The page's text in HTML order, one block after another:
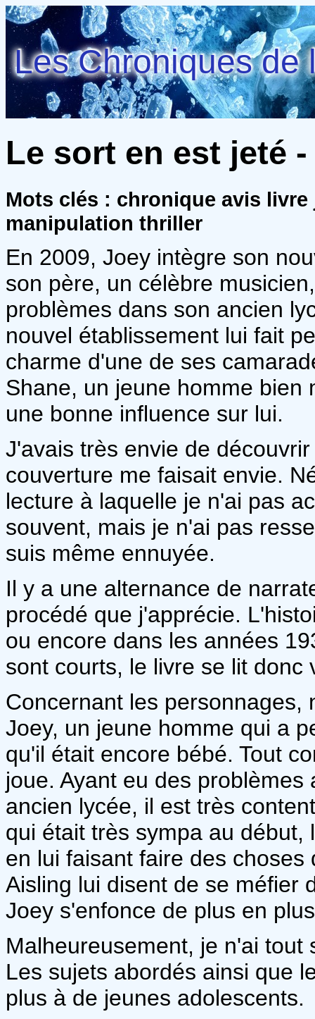
Les Chroniques de
Le sort en est jeté
Mots clés : chronique avis
manipulation thriller
En 2009, Joey intègre son
son père, un célèbre
problèmes dans son ancien
nouvel établissement lui fait
charme d'une de ses
Shane, un jeune homme bien
une bonne influence sur lui.
J'avais très envie de
couverture me faisait envie.
lecture à laquelle je n'ai pas
souvent, mais je n'ai pas
suis même ennuyée.
Il y a une alternance de
procédé que j'apprécie.
ou encore dans les années
sont courts, le livre se lit donc
Concernant les personnages,
Joey, un jeune homme qui a
qu'il était encore bébé. Tout
joue. Ayant eu des
ancien lycée, il est très
qui était très sympa au
en lui faisant faire des
Aisling lui disent de se méfier
Joey s'enfonce de plus en
Malheureusement, je n'ai
Les sujets abordés ainsi que
plus à de jeunes adolescents.